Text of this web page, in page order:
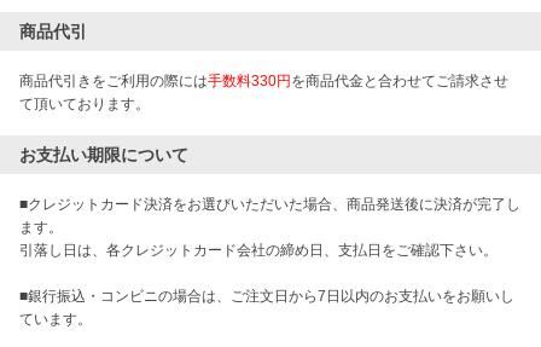
商品代引
商品代引きをご利用の際には手数料330円 を商品代金と合わせてご請求させ
て頂いております。
お支払い期限について
■クレジットカード決済をお選びいただいた場合、商品発送後に決済が完了し
ます。
引落し日は、各クレジットカード会社の締め日、支払日をご確認下さい。
■銀行振込・コンビニの場合は、ご注文日から7日以内のお支払いをお願いし
ています。